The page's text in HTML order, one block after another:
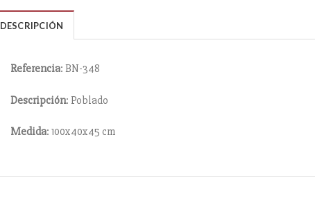
DESCRIPCIÓN
Referencia: BN-348
Descripción: Poblado
Medida: 100x40x45 cm